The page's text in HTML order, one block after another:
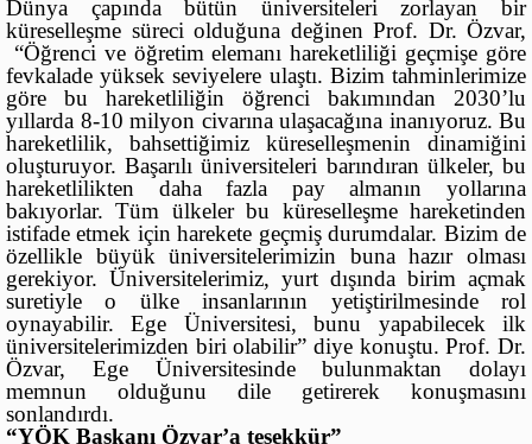
Dünya çapında bütün üniversiteleri zorlayan bir
küreselleşme süreci olduğuna değinen Prof. Dr. Özvar,
“Öğrenci ve öğretim elemanı hareketliliği geçmişe göre
fevkalade yüksek seviyelere ulaştı. Bizim tahminlerimize
göre bu hareketliliğin öğrenci bakımından 2030’lu
yıllarda 8-10 milyon civarına ulaşacağına inanıyoruz. Bu
hareketlilik, bahsettiğimiz küreselleşmenin dinamiğini
oluşturuyor. Başarılı üniversiteleri barındıran ülkeler, bu
hareketlilikten daha fazla pay almanın yollarına
bakıyorlar. Tüm ülkeler bu küreselleşme hareketinden
istifade etmek için harekete geçmiş durumdalar. Bizim de
özellikle büyük üniversitelerimizin buna hazır olması
gerekiyor. Üniversitelerimiz, yurt dışında birim açmak
suretiyle o ülke insanlarının yetiştirilmesinde rol
oynayabilir. Ege Üniversitesi, bunu yapabilecek ilk
üniversitelerimizden biri olabilir” diye konuştu. Prof. Dr.
Özvar, Ege Üniversitesinde bulunmaktan dolayı
memnun olduğunu dile getirerek konuşmasını
sonlandırdı.
“YÖK Başkanı Özvar’a teşekkür”